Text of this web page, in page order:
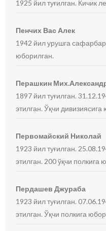
1925 йил туғилган. Кичик
Пенчих Вас Алек
1942 йил урушга сафарбар
юборилган.
Перашкин
1897 йил туғилган.
этилган. Ўқчи дивизиясига
Первомайский Николай
1923 йил туғилган.
этилган. 200 ўқчи полкига
Пердашев Джураба
1923 йил туғилган.
этилган. Ўқчи полкига